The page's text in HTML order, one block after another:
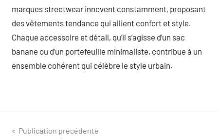
marques streetwear innovent constamment, proposant
des vêtements tendance qui allient confort et style.
Chaque accessoire et détail, qu’il s’agisse d’un sac
banane ou d’un portefeuille minimaliste, contribue à un
ensemble cohérent qui célèbre le style urbain.
Navigation
Publication précédente